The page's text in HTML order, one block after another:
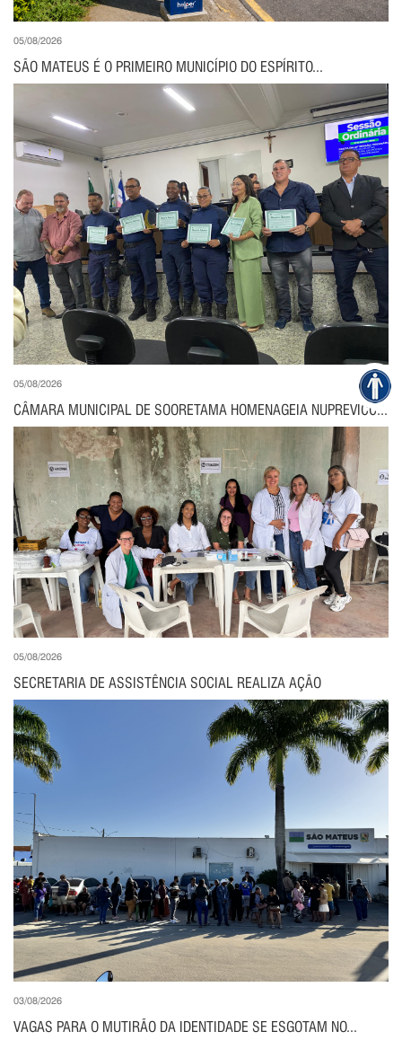
05/08/2026
SÃO MATEUS É O PRIMEIRO MUNICÍPIO DO ESPÍRITO...
05/08/2026
CÂMARA MUNICIPAL DE SOORETAMA HOMENAGEIA NUPREVICC...
05/08/2026
SECRETARIA DE ASSISTÊNCIA SOCIAL REALIZA AÇÃO
03/08/2026
VAGAS PARA O MUTIRÃO DA IDENTIDADE SE ESGOTAM NO...